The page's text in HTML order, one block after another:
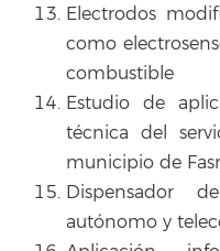
Electrodos
como
combustible
Estudio de
técnica del
municipio de
Dispensador
autónomo y